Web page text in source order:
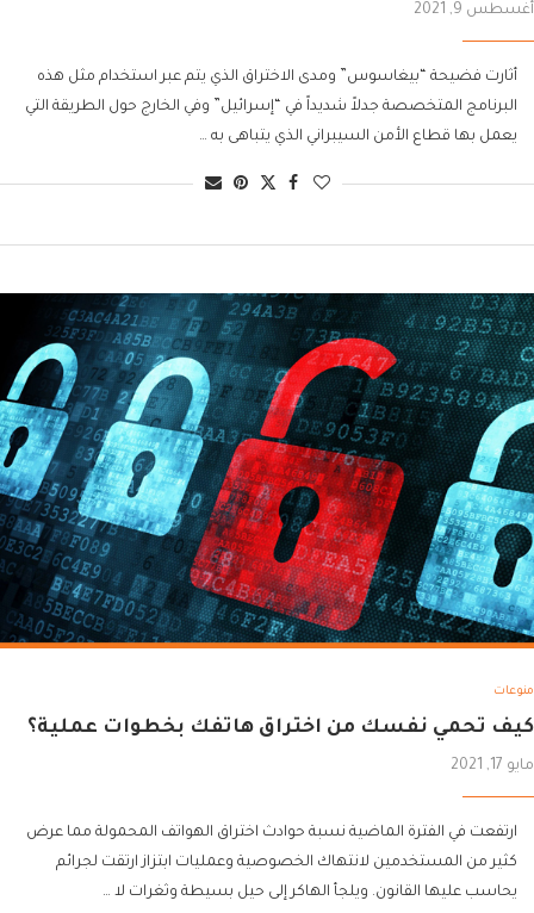
أغسطس 9, 2021
أثارت فضيحة “بيغاسوس” ومدى الاختراق الذي يتم عبر استخدام مثل هذه
البرنامج المتخصصة جدلاً شديداً في “إسرائيل” وفي الخارج حول الطريقة التي
يعمل بها قطاع الأمن السيبراني الذي يتباهى به …
منوعات
كيف تحمي نفسك من اختراق هاتفك بخطوات عملية؟
مايو 17, 2021
ارتفعت في الفترة الماضية نسبة حوادث اختراق الهواتف المحمولة مما عرض
كثير من المستخدمين لانتهاك الخصوصية وعمليات ابتزاز ارتقت لجرائم
يحاسب عليها القانون. ويلجأ الهاكر إلى حيل بسيطة وثغرات لا …